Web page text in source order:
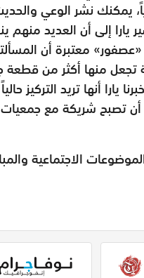
يمكنك نشر الوعي
يارا إلى أن العديد
معتبرة أن
منها أكثر من قطعة
أنها تريد التركيز
تصبح شريكة مع
الاجتماعية